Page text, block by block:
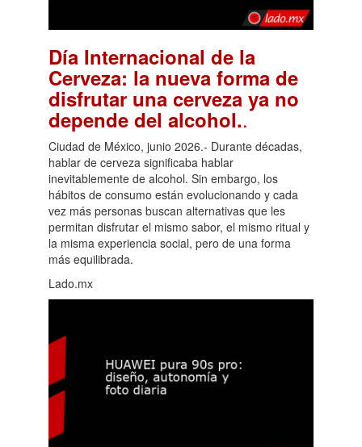
Día Internacional de la
Cerveza: la nueva forma de
disfrutar una cerveza ya no
depende del alcohol..
Ciudad de México, junio 2026.- Durante décadas,
hablar de cerveza significaba hablar
inevitablemente de alcohol. Sin embargo, los
hábitos de consumo están evolucionando y cada
vez más personas buscan alternativas que les
permitan disfrutar el mismo sabor, el mismo ritual y
la misma experiencia social, pero de una forma
más equilibrada.
Lado.mx